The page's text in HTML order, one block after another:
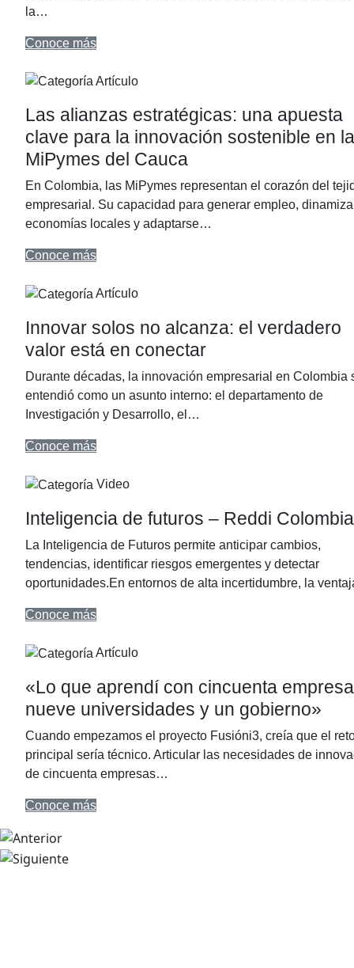
la…
Conoce más
Artículo
Las alianzas estratégicas: una apuesta
clave para la innovación sostenible en
MiPymes del Cauca
En Colombia, las MiPymes representan el corazón del
empresarial. Su capacidad para generar empleo,
economías locales y adaptarse…
Conoce más
Artículo
Innovar solos no alcanza: el verdadero
valor está en conectar
Durante décadas, la innovación empresarial en Colombia
entendió como un asunto interno: el departamento de
Investigación y Desarrollo, el…
Conoce más
Video
Inteligencia de futuros – Reddi Colombia
La Inteligencia de Futuros permite anticipar cambios,
tendencias, identificar riesgos emergentes y detectar
oportunidades.En entornos de alta incertidumbre, la
Conoce más
Artículo
«Lo que aprendí con cincuenta
nueve universidades y un gobierno»
Cuando empezamos el proyecto Fusióni3, creía que el
principal sería técnico. Articular las necesidades de
de cincuenta empresas…
Conoce más